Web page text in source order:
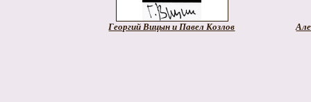
Георгий Вицын и Павел Козлов